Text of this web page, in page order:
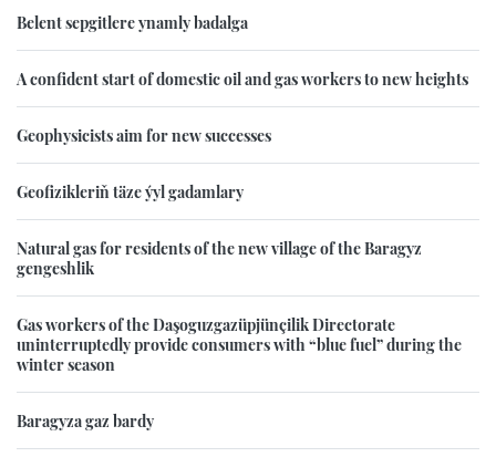
Belent sepgitlere ynamly badalga
A confident start of domestic oil and gas workers to new heights
Geophysicists aim for new successes
Geofizikleriň täze ýyl gadamlary
Natural gas for residents of the new village of the Baragyz
gengeshlik
Gas workers of the Daşoguzgazüpjünçilik Directorate
uninterruptedly provide consumers with “blue fuel” during the
winter season
Baragyza gaz bardy